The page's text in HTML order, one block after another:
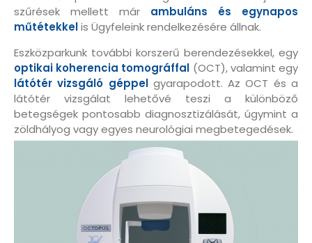
szűrések mellett már ambuláns és egynapos
műtétekkelis Ügyfeleink rendelkezésére állnak.
Eszközparkunk további korszerű berendezésekkel, egy
optikai koherencia tomográffal (OCT), valamint egy
látótér vizsgáló géppelgyarapodott. Az OCT és a
látótér vizsgálat lehetővé teszi a különböző
betegségek pontosabb diagnosztizálását, úgymint a
zöldhályog vagy egyes neurológiai megbetegedések.